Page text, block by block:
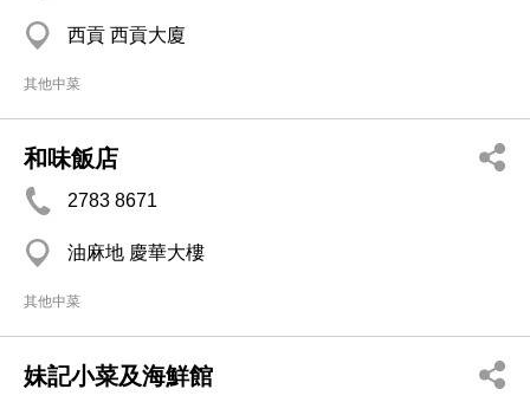
西貢 西貢大廈
其他中菜
和味飯店
2783 8671
油麻地 慶華大樓
其他中菜
妹記小菜及海鮮館